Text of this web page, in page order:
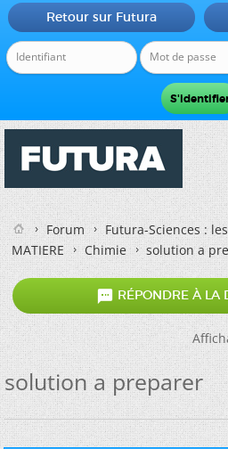
Retour sur Futura
Forum
Futura-Sciences :
MATIERE
Chimie solution a
 RÉPONDRE À LA
solution a preparer